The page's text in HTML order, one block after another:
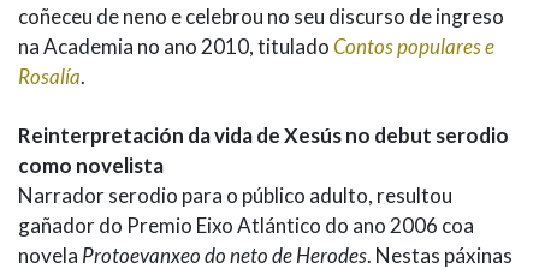
coñeceu de neno e celebrou no seu discurso de ingreso
na Academia no ano 2010, tituladoContos populares e
Rosalía.
Reinterpretación da vida de Xesús no debut serodio
como novelista
Narrador serodio para o público adulto, resultou
gañador do Premio Eixo Atlántico do ano 2006 coa
novela Protoevanxeo do neto de Herodes. Nestas páxinas